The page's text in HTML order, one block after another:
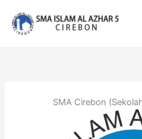
konten
SMA Cirebon